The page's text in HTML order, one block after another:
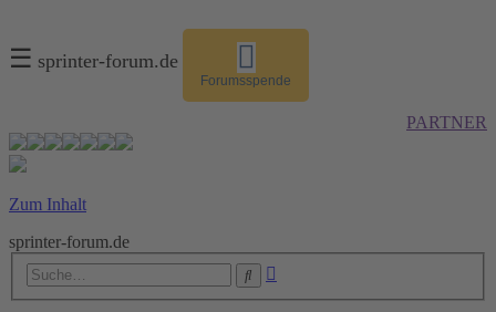
☰ sprinter-forum.de
Forumsspende
PARTNER
Zum Inhalt
sprinter-forum.de
Suche